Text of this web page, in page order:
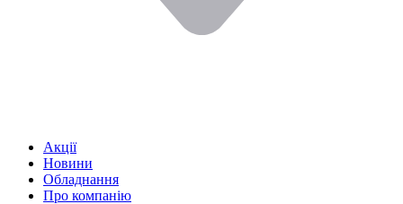
Акції
Новини
Обладнання
Про компанію